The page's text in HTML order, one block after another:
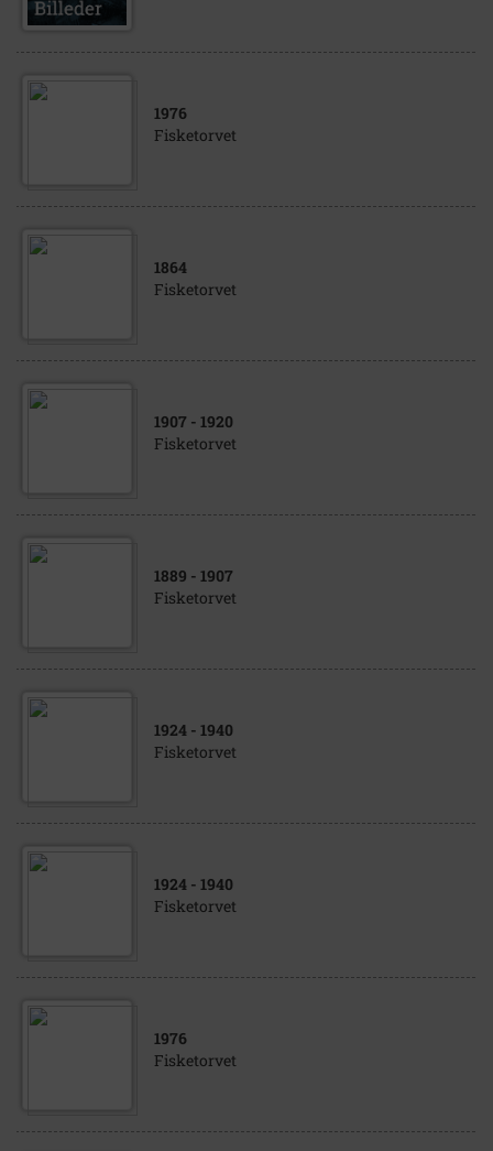
1976
Fisketorvet
1864
Fisketorvet
1907 - 1920
Fisketorvet
1889 - 1907
Fisketorvet
1924 - 1940
Fisketorvet
1924 - 1940
Fisketorvet
1976
Fisketorvet